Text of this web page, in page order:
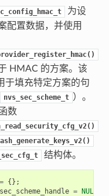
为设
配置数据，并使用
HMAC 的方案。该
于填充特定方案的句
nvs_sec_scheme_t ）。
数
结构体。
= {};
sec_scheme_handle = NULL